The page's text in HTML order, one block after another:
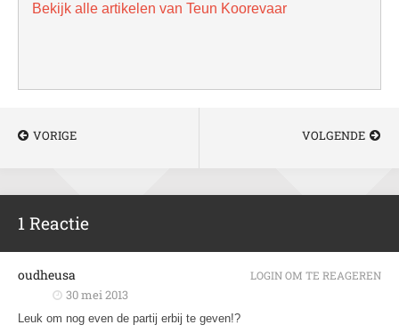
Bekijk alle artikelen van Teun Koorevaar
VORIGE VOLGENDE
1 Reactie
oudheusa
30 mei 2013
Leuk om nog even de partij erbij te geven!?
LOGIN OM TE REAGEREN